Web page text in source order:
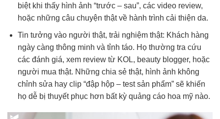
biệt khi thấy hình ảnh “trước – sau”, các video review,
hoặc những câu chuyện thật về hành trình cải thiện da.
Tin tưởng vào người thật, trải nghiệm thật: Khách hàng
ngày càng thông minh và tỉnh táo. Họ thường tra cứu
các đánh giá, xem review từ KOL, beauty blogger, hoặc
người mua thật. Những chia sẻ thật, hình ảnh không
chỉnh sửa hay clip “đập hộp – test sản phẩm” sẽ khiến
họ dễ bị thuyết phục hơn bất kỳ quảng cáo hoa mỹ nào.